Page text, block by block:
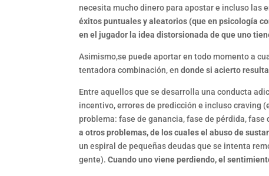
necesita mucho dinero para apostar e incluso las
éxitos puntuales y aleatorios (que en psicología
en el jugador la idea distorsionada de que uno
Asimismo,se puede aportar en todo momento a
tentadora combinación, endonde si acierto
Entre aquellos que se desarrolla una conducta
incentivo, errores de predicción e incluso craving
problema: fase de ganancia, fase de pérdida,
a otros problemas, de los cuales el abuso de
un espiral de pequeñas deudas que se intenta
gente).Cuando uno viene perdiendo, el